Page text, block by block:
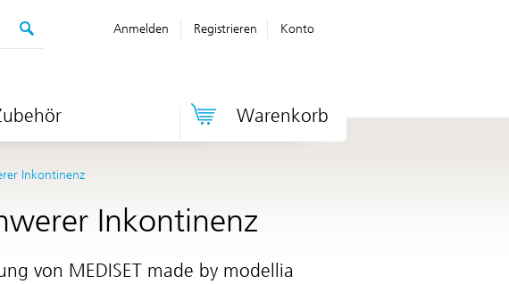
Konto
Anmelden Registrieren
Warenkorb
Inkontinenz
Inkontinenz
von MEDISET made by modellia